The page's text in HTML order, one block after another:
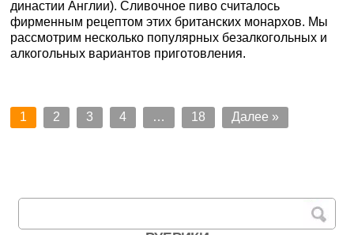
династии Англии). Сливочное пиво считалось
фирменным рецептом этих британских монархов. Мы
рассмотрим несколько популярных безалкогольных и
алкогольных вариантов приготовления.
1 2 3 4 … 18 Далее »